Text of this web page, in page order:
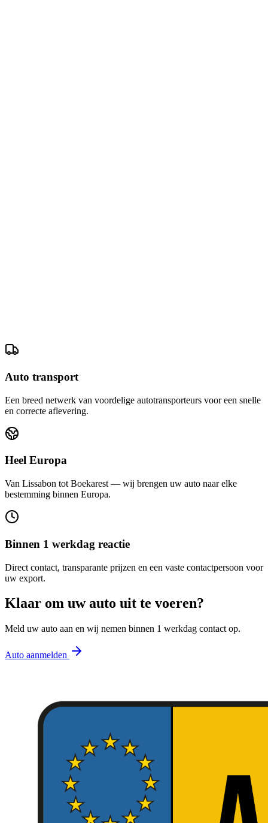
Auto transport
Een breed netwerk van voordelige autotransporteurs voor een snelle
en correcte aflevering.
Heel Europa
Van Lissabon tot Boekarest — wij brengen uw auto naar elke
bestemming binnen Europa.
Binnen 1 werkdag reactie
Direct contact, transparante prijzen en een vaste contactpersoon voor
uw export.
Klaar om uw auto uit te voeren?
Meld uw auto aan en wij nemen binnen 1 werkdag contact op.
Auto aanmelden